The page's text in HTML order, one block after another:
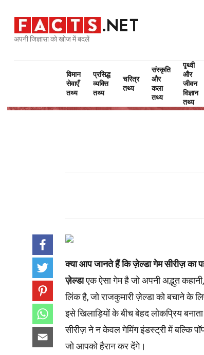
अपनी जिज्ञासा को खोज में बदलें
विमान
सेवाएँ
तथ्य
प्रसिद्ध
व्यक्ति
तथ्य
चरित्र
तथ्य
संस्कृति
और
कला
तथ्य
पृथ्वी
और
जीवन
विज्ञान
तथ्य
क्या आप जानते हैं कि ज़ेल्डा गेम सीरीज़ का
ज़ेल्डाएक ऐसा गेम है जो अपनी अद्भुत
लिंक है, जो राजकुमारी ज़ेल्डा को बचाने के
इसे खिलाड़ियों के बीच बेहद लोकप्रिय
सीरीज़ ने न केवल गेमिंग इंडस्ट्री में बल्कि
जो आपको हैरान कर देंगे।